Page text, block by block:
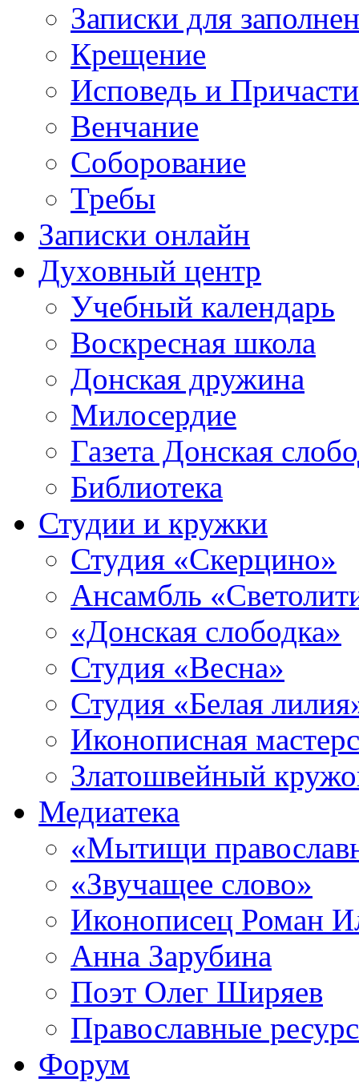
Записки для
Крещение
Исповедь и
Венчание
Соборование
Требы
Записки онлайн
Духовный центр
Учебный календарь
Воскресная школа
Донская дружина
Милосердие
Газета Донская
Библиотека
Студии и кружки
Студия «Скерцино»
Ансамбль
«Донская слободка»
Студия «Весна»
Студия «Белая
Иконописная
Златошвейный
Медиатека
«Мытищи
«Звучащее слово»
Иконописец Роман
Анна Зарубина
Поэт Олег Ширяев
Православные
Форум